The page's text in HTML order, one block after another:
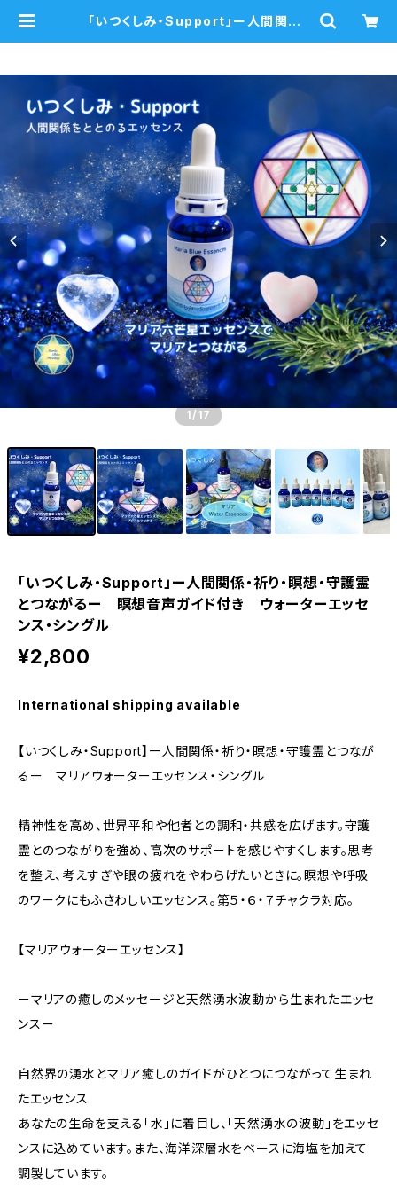
「いつくしみ・Support」ー人間関係・
1 /17
「いつくしみ・Support」ー人間関係・祈り・瞑想・守護霊
とつながるー 瞑想音声ガイド付き ウォーターエッセ
ンス・シングル
¥2,800
International shipping available
【いつくしみ・Support】ー人間関係・祈り・瞑想・守護霊とつなが
るー マリアウォーターエッセンス・シングル
精神性を高め、世界平和や他者との調和・共感を広げます。守護
霊とのつながりを強め、高次のサポートを感じやすくします。思考
を整え、考えすぎや眼の疲れをやわらげたいときに。瞑想や呼吸
のワークにもふさわしいエッセンス。第５・６・７チャクラ対応。
【マリアウォーターエッセンス】
ーマリアの癒しのメッセージと天然湧水波動から生まれたエッセ
ンスー
自然界の湧水とマリア癒しのガイドがひとつにつながって生まれ
たエッセンス
あなたの生命を支える「水」に着目し、「天然湧水の波動」をエッセ
ンスに込めています。また、海洋深層水をベースに海塩を加えて
調製しています。